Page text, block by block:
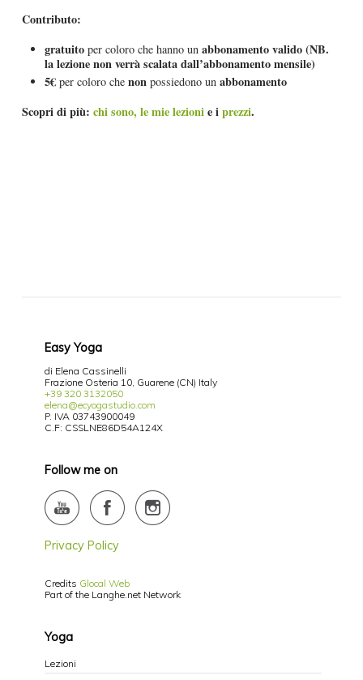
Contributo:
gratuitoper coloro che hanno un abbonamento valido (NB.
la lezione non verrà scalata dall’abbonamento mensile)
5€per coloro che nonpossiedono un abbonamento
Scopri di più:chi sono, le mie lezionie iprezzi.
Easy Yoga
di Elena Cassinelli
Frazione Osteria 10, Guarene (CN) Italy
+39 320 3132050
elena@ecyogastudio.com
P. IVA 03743900049
C.F: CSSLNE86D54A124X
Follow me on
Privacy Policy
Credits Glocal Web
Part of the Langhe.net Network
Yoga
Lezioni